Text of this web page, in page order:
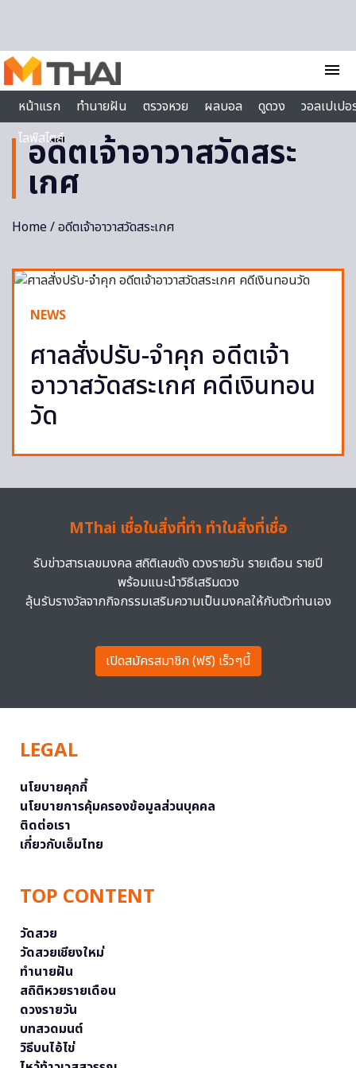
menu
หน้าแรก
ทำนายฝัน ตรวจหวย ผลบอล ดูดวง
วอลเปเป
ไลฟ์สไตล์
อดีตเจ้าอาวาสวัดสระ
เกศ
Home/ อดีตเจ้าอาวาสวัดสระเกศ
NEWS
ศาลสั่งปรับ-จำคุก อดีตเจ้า
อาวาสวัดสระเกศ คดีเงินทอน
วัด
MThai เชื่อในสิ่งที่ทำ ทำในสิ่งที่เชื่อ
รับข่าวสารเลขมงคล สถิติเลขดัง ดวงรายวัน รายเดือน รายปี
พร้อมแนะนำวิธีเสริมดวง
ลุ้นรับรางวัลจากกิจกรรมเสริมความเป็นมงคลให้กับตัวท่านเอง
เปิดสมัครสมาชิก (ฟรี) เร็วๆนี้
LEGAL
นโยบายคุกกี้
นโยบายการคุ้มครองข้อมูลส่วนบุคคล
ติดต่อเรา
เกี่ยวกับเอ็มไทย
TOP CONTENT
วัดสวย
วัดสวยเชียงใหม่
ทำนายฝัน
สถิติหวยรายเดือน
ดวงรายวัน
บทสวดมนต์
วิธีบนไอ้ไข่